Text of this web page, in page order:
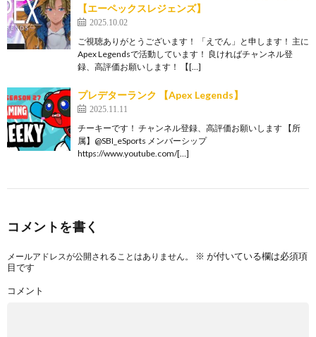
【エーペックスレジェンズ】
2025.10.02
ご視聴ありがとうございます！ 「えでん」と申します！ 主に
Apex Legendsで活動しています！ 良ければチャンネル登
録、高評価お願いします！ 【[…]
プレデターランク 【Apex Legends】
2025.11.11
チーキーです！ チャンネル登録、高評価お願いします 【所
属】@SBI_eSports メンバーシップ
https://www.youtube.com/[…]
コメントを書く
メールアドレスが公開されることはありません。 ※ が付いている欄は必須項
目です
コメント